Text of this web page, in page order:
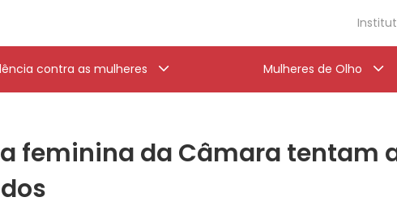
contra as mulheres Mulheres de Olho
feminina da Câmara tentam